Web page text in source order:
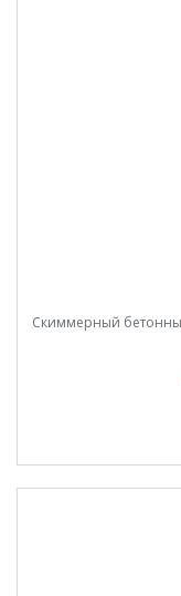
Скиммерный